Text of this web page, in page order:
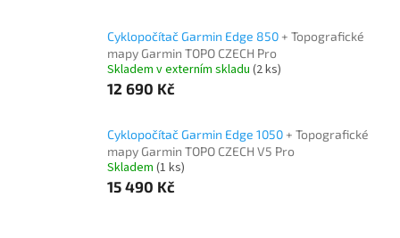
Cyklopočítač Garmin Edge 850 + Topografické
mapy Garmin TOPO CZECH Pro
Skladem v externím skladu (2 ks)
12 690 Kč
Cyklopočítač Garmin Edge 1050 + Topografické
mapy Garmin TOPO CZECH V5 Pro
Skladem (1 ks)
15 490 Kč